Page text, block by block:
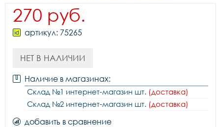
270 руб.
артикул: 75265
НЕТ В НАЛИЧИИ
Наличие в магазинах:
Склад №1 интернет-магазин шт. (доставка)
Склад №2 интернет-магазин шт. (доставка)
добавить в сравнение